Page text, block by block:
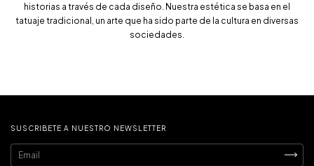
historias a través de cada diseño. Nuestra estética se basa en el
tatuaje tradicional, un arte que ha sido parte de la cultura en diversas
sociedades.
SUSCRIBETE A NUESTRO NEWSLETTER